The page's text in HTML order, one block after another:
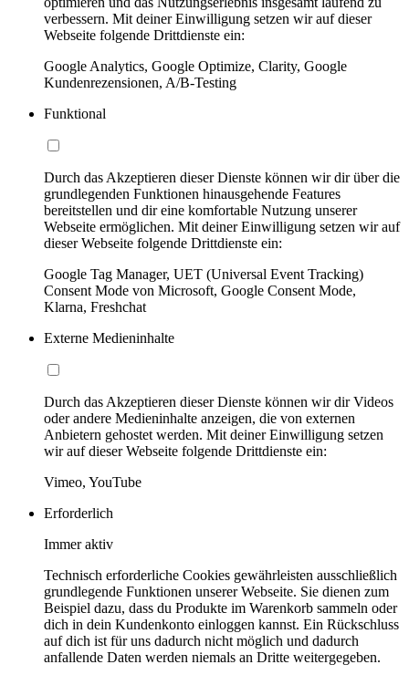
verbessern. Mit deiner Einwilligung setzen wir auf dieser
Webseite folgende Drittdienste ein:
Google Analytics, Google Optimize, Clarity, Google
Kundenrezensionen, A/B-Testing
Funktional
Durch das Akzeptieren dieser Dienste können wir dir über die
grundlegenden Funktionen hinausgehende Features
bereitstellen und dir eine komfortable Nutzung unserer
Webseite ermöglichen. Mit deiner Einwilligung setzen wir auf
dieser Webseite folgende Drittdienste ein:
Google Tag Manager, UET (Universal Event Tracking)
Consent Mode von Microsoft, Google Consent Mode,
Klarna, Freshchat
Externe Medieninhalte
Durch das Akzeptieren dieser Dienste können wir dir Videos
oder andere Medieninhalte anzeigen, die von externen
Anbietern gehostet werden. Mit deiner Einwilligung setzen
wir auf dieser Webseite folgende Drittdienste ein:
Vimeo, YouTube
Erforderlich
Immer aktiv
Technisch erforderliche Cookies gewährleisten ausschließlich
grundlegende Funktionen unserer Webseite. Sie dienen zum
Beispiel dazu, dass du Produkte im Warenkorb sammeln oder
dich in dein Kundenkonto einloggen kannst. Ein Rückschluss
auf dich ist für uns dadurch nicht möglich und dadurch
anfallende Daten werden niemals an Dritte weitergegeben.